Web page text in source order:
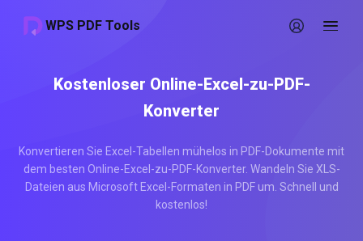
Kostenloser Online-Excel-zu-PDF-
Konverter
Konvertieren Sie Excel-Tabellen mühelos in PDF-Dokumente mit
dem besten Online-Excel-zu-PDF-Konverter. Wandeln Sie XLS-
Dateien aus Microsoft Excel-Formaten in PDF um. Schnell und
kostenlos!
WPS PDF Tools